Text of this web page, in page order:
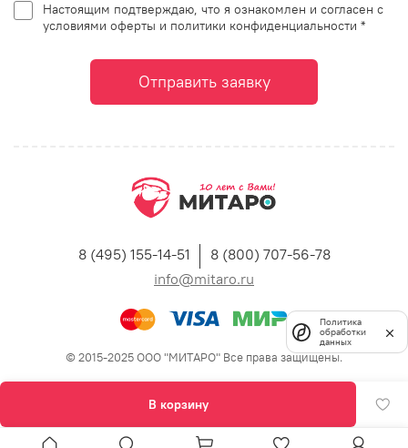
В корзину
Настоящим подтверждаю, что я ознакомлен и согласен с
условиями оферты и политики конфиденциальности *
Отправить заявку
8 (495) 155-14-51
8 (800) 707-56-78
info@mitaro.ru
© 2015-2025 ООО "МИТАРО" Все права защищены.
Политика
обработки
данных